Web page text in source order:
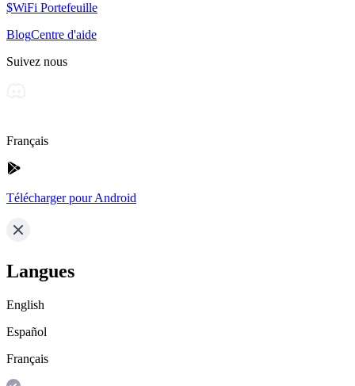
$WiFi Portefeuille
BlogCentre d'aide
Suivez nous
Français
Télécharger pour Android
Langues
English
Español
Français